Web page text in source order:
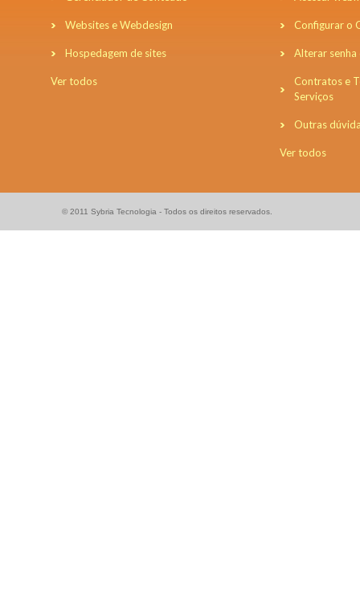
Websites e Webdesign
Hospedagem de sites
Ver todos
Configurar o
Alterar senha
Contratos e
Serviços
Outras
Ver todos
© 2011 Sybria Tecnologia - Todos os direitos reservados.